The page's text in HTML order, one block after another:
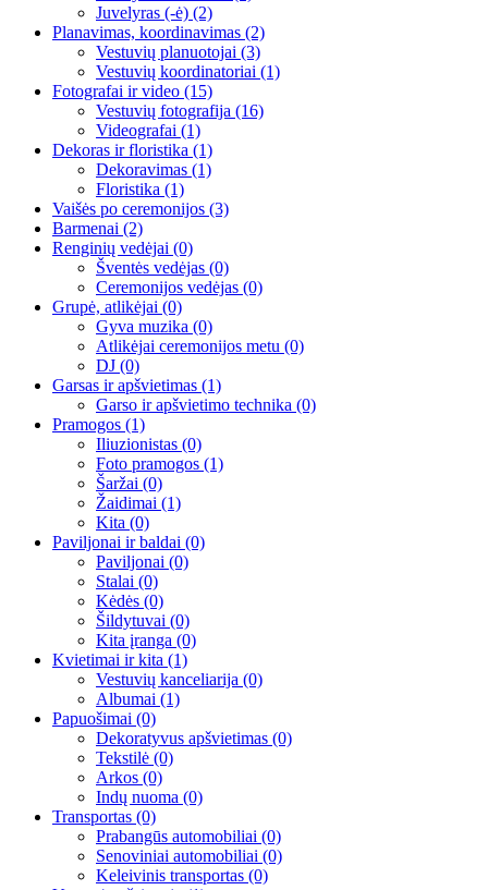
Juvelyras (-ė) (2)
Planavimas, koordinavimas (2)
Vestuvių planuotojai (3)
Vestuvių koordinatoriai (1)
Fotografai ir video (15)
Vestuvių fotografija (16)
Videografai (1)
Dekoras ir floristika (1)
Dekoravimas (1)
Floristika (1)
Vaišės po ceremonijos (3)
Barmenai (2)
Renginių vedėjai (0)
Šventės vedėjas (0)
Ceremonijos vedėjas (0)
Grupė, atlikėjai (0)
Gyva muzika (0)
Atlikėjai ceremonijos metu (0)
DJ (0)
Garsas ir apšvietimas (1)
Garso ir apšvietimo technika (0)
Pramogos (1)
Iliuzionistas (0)
Foto pramogos (1)
Šaržai (0)
Žaidimai (1)
Kita (0)
Paviljonai ir baldai (0)
Paviljonai (0)
Stalai (0)
Kėdės (0)
Šildytuvai (0)
Kita įranga (0)
Kvietimai ir kita (1)
Vestuvių kanceliarija (0)
Albumai (1)
Papuošimai (0)
Dekoratyvus apšvietimas (0)
Tekstilė (0)
Arkos (0)
Indų nuoma (0)
Transportas (0)
Prabangūs automobiliai (0)
Senoviniai automobiliai (0)
Keleivinis transportas (0)